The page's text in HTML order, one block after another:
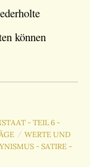
können
- TEIL 6 -
/ WERTE UND
- SATIRE -